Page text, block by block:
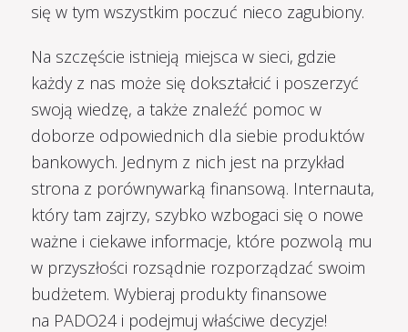
się w tym wszystkim poczuć nieco zagubiony.
Na szczęście istnieją miejsca w sieci, gdzie
każdy z nas może się dokształcić i poszerzyć
swoją wiedzę, a także znaleźć pomoc w
doborze odpowiednich dla siebie produktów
bankowych. Jednym z nich jest na przykład
strona z porównywarką finansową. Internauta,
który tam zajrzy, szybko wzbogaci się o nowe
ważne i ciekawe informacje, które pozwolą mu
w przyszłości rozsądnie rozporządzać swoim
budżetem. Wybieraj produkty finansowe
na PADO24 i podejmuj właściwe decyzje!